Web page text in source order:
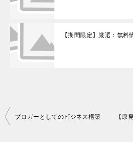
【期間限定】厳選：無料
投
ブロガーとしてのビジネス構築